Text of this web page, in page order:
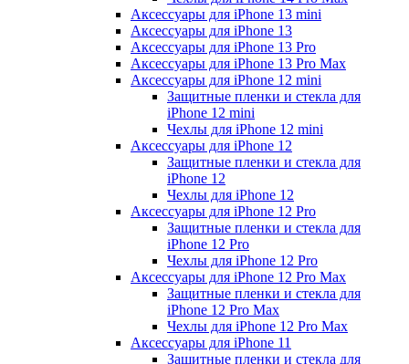
Аксессуары для iPhone 13 mini
Аксессуары для iPhone 13
Аксессуары для iPhone 13 Pro
Аксессуары для iPhone 13 Pro Max
Аксессуары для iPhone 12 mini
Защитные пленки и стекла для
iPhone 12 mini
Чехлы для iPhone 12 mini
Аксессуары для iPhone 12
Защитные пленки и стекла для
iPhone 12
Чехлы для iPhone 12
Аксессуары для iPhone 12 Pro
Защитные пленки и стекла для
iPhone 12 Pro
Чехлы для iPhone 12 Pro
Аксессуары для iPhone 12 Pro Max
Защитные пленки и стекла для
iPhone 12 Pro Max
Чехлы для iPhone 12 Pro Max
Аксессуары для iPhone 11
Защитные пленки и стекла для